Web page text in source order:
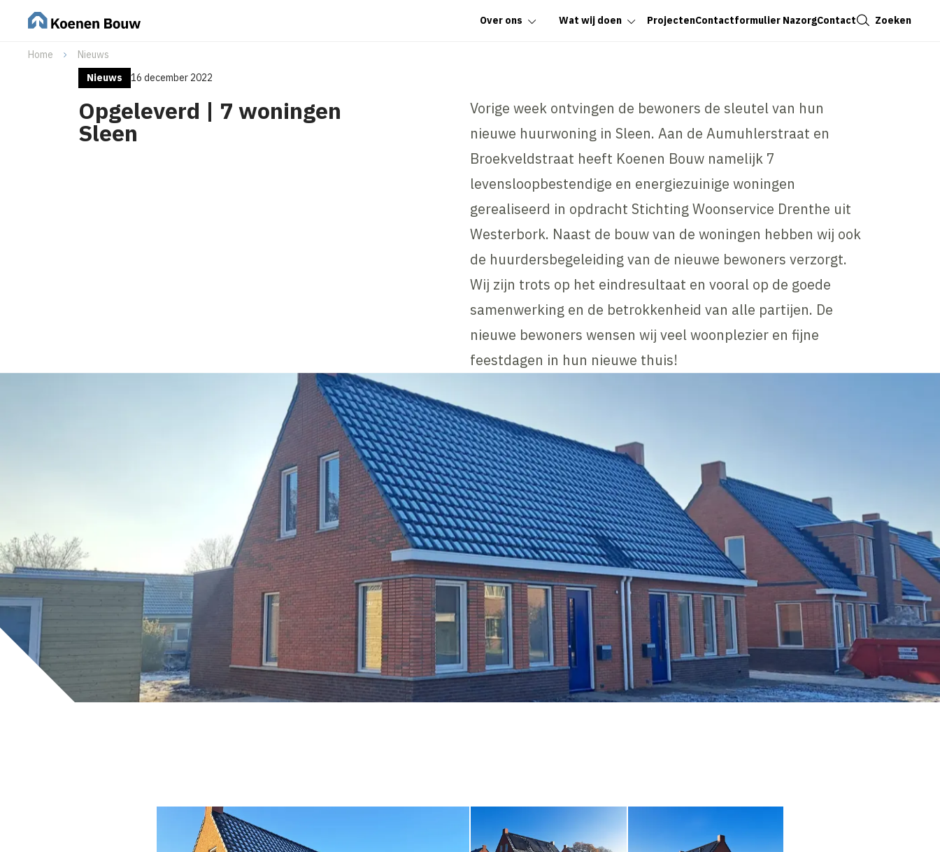
Over ons Wat wij doen ProjectenContactformulier NazorgContact Zoeken
Home
Nieuws
Nieuws
16 december 2022
Opgeleverd | 7 woningen
Sleen
Vorige week ontvingen de bewoners de sleutel van hun
nieuwe huurwoning in Sleen. Aan de Aumuhlerstraat en
Broekveldstraat heeft Koenen Bouw namelijk 7
levensloopbestendige en energiezuinige woningen
gerealiseerd in opdracht Stichting Woonservice Drenthe uit
Westerbork. Naast de bouw van de woningen hebben wij ook
de huurdersbegeleiding van de nieuwe bewoners verzorgt.
Wij zijn trots op het eindresultaat en vooral op de goede
samenwerking en de betrokkenheid van alle partijen. De
nieuwe bewoners wensen wij veel woonplezier en fijne
feestdagen in hun nieuwe thuis!
Sluiten